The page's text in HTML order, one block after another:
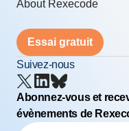
About Rexecode
Essai gratuit
Suivez-nous
Abonnez-vous et
évènements de